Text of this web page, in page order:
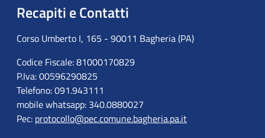
Recapiti e Contatti
Corso Umberto I, 165 - 90011 Bagheria (PA)
Codice Fiscale: 81000170829
P.Iva: 00596290825
Telefono: 091.943111
mobile whatsapp: 340.0880027
Pec: protocollo@pec.comune.bagheria.pa.it